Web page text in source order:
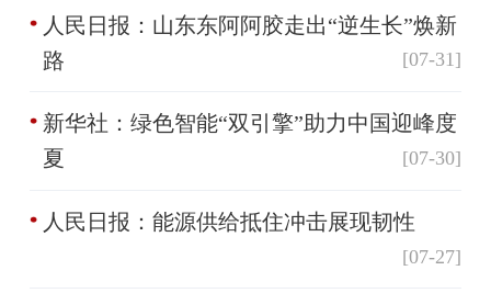
人民日报：山东东阿阿胶走出“逆生长”焕新
路
[07-31]
新华社：绿色智能“双引擎”助力中国迎峰度
夏
[07-30]
人民日报：能源供给抵住冲击展现韧性
[07-27]